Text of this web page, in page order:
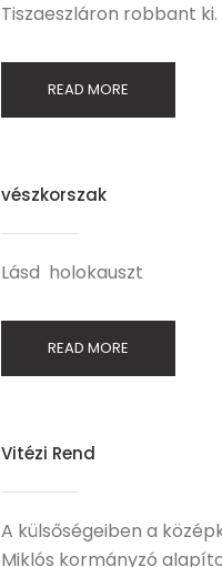
Tiszaeszláron robbant ki.
READ MORE
vészkorszak
Lásd holokauszt
READ MORE
Vitézi Rend
A külsőségeiben a
Miklós kormányzó